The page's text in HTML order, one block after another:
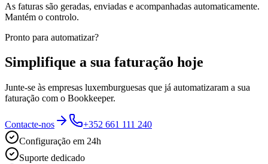
As faturas são geradas, enviadas e acompanhadas automaticamente.
Mantém o controlo.
Pronto para automatizar?
Simplifique a sua faturação hoje
Junte-se às empresas luxemburguesas que já automatizaram a sua
faturação com o Bookkeeper.
Contacte-nos
+352 661 111 240
Configuração em 24h
Suporte dedicado